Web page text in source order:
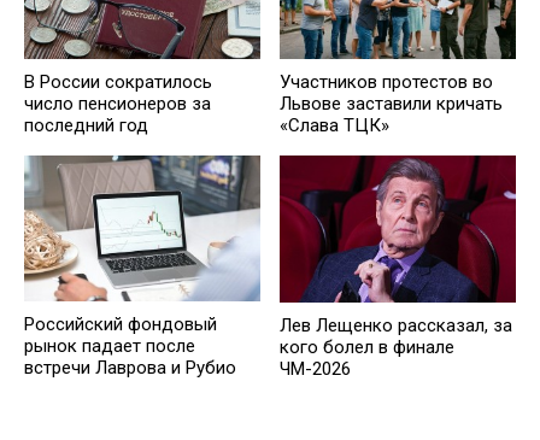
В России сократилось
число пенсионеров за
последний год
Участников протестов во
Львове заставили кричать
«Слава ТЦК»
Российский фондовый
рынок падает после
встречи Лаврова и Рубио
Лев Лещенко рассказал, за
кого болел в финале
ЧМ-2026